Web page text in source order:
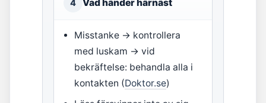
4 Vad händer härnäst
Misstanke → kontrollera
med luskam → vid
bekräftelse: behandla alla i
kontakten (Doktor.se)